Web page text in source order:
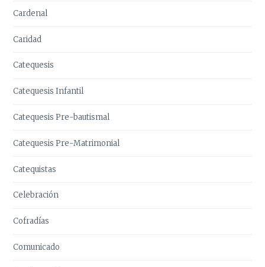
Cardenal
Caridad
Catequesis
Catequesis Infantil
Catequesis Pre-bautismal
Catequesis Pre-Matrimonial
Catequistas
Celebración
Cofradías
Comunicado